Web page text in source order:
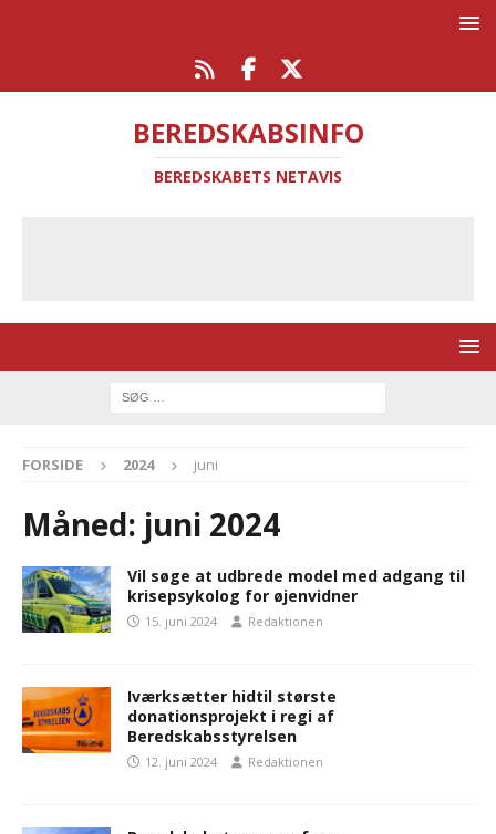
BEREDSKABSINFO
BEREDSKABETS NETAVIS
FORSIDE 2024 juni
Måned: juni 2024
Vil søge at udbrede model med adgang til
krisepsykolog for øjenvidner
15. juni 2024 Redaktionen
Iværksætter hidtil største
donationsprojekt i regi af
Beredskabsstyrelsen
12. juni 2024 Redaktionen